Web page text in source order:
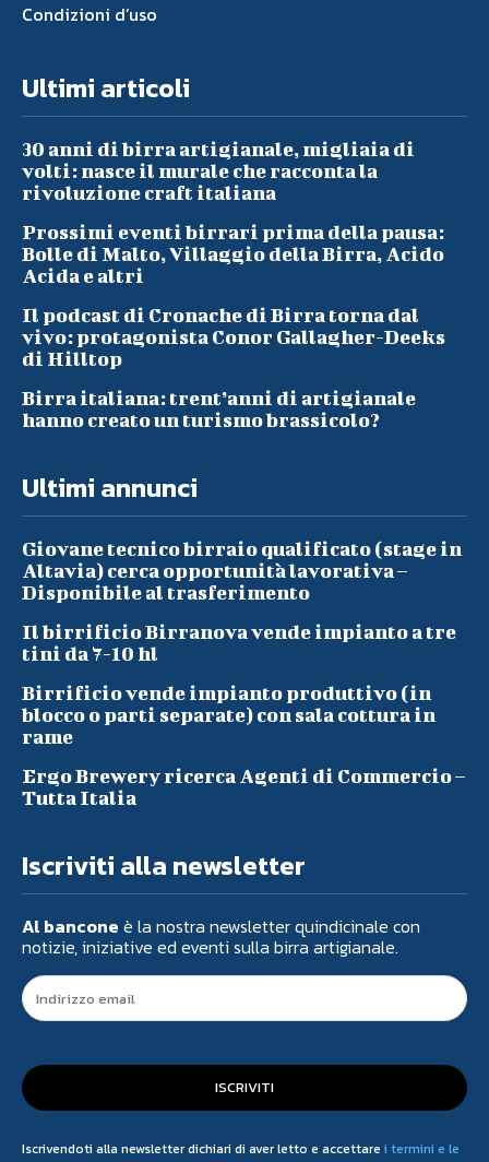
Condizioni d’uso
Ultimi articoli
30 anni di birra artigianale, migliaia di
volti: nasce il murale che racconta la
rivoluzione craft italiana
Prossimi eventi birrari prima della pausa:
Bolle di Malto, Villaggio della Birra, Acido
Acida e altri
Il podcast di Cronache di Birra torna dal
vivo: protagonista Conor Gallagher-Deeks
di Hilltop
Birra italiana: trent’anni di artigianale
hanno creato un turismo brassicolo?
Ultimi annunci
Giovane tecnico birraio qualificato (stage in
Altavia) cerca opportunità lavorativa –
Disponibile al trasferimento
Il birrificio Birranova vende impianto a tre
tini da 7-10 hl
Birrificio vende impianto produttivo (in
blocco o parti separate) con sala cottura in
rame
Ergo Brewery ricerca Agenti di Commercio –
Tutta Italia
Iscriviti alla newsletter
Al bancone è la nostra newsletter quindicinale con
notizie, iniziative ed eventi sulla birra artigianale.
ISCRIVITI
Iscrivendoti alla newsletter dichiari di aver letto e accettare i termini e le